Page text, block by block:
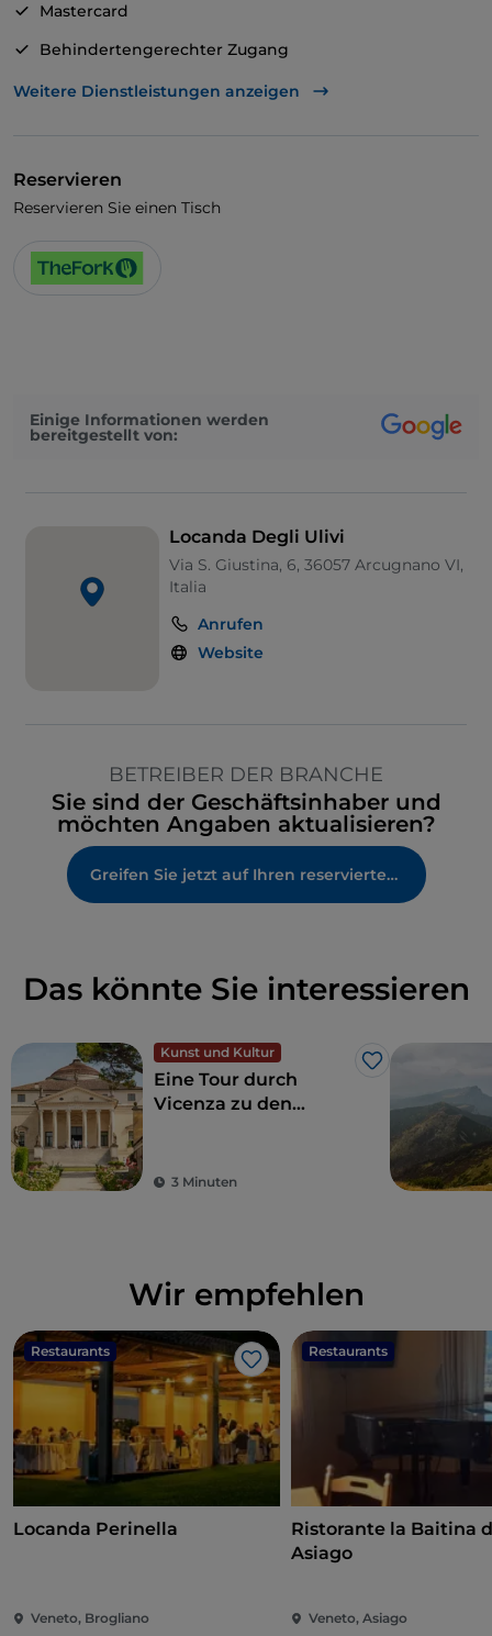
Mastercard
Behindertengerechter Zugang
Es wird Deutsch gesprochen
WLAN
Weitere Dienstleistungen anzeigen
Reservieren
Reservieren Sie einen Tisch
Einige Informationen werden
bereitgestellt von:
Locanda Degli Ulivi
Via S. Giustina, 6, 36057 Arcugnano VI,
Italia
Anrufen
Website
BETREIBER DER BRANCHE
Sie sind der Geschäftsinhaber und
möchten Angaben aktualisieren?
Greifen Sie jetzt auf Ihren reservierten Bereich zu
Das könnte Sie interessieren
Kunst und Kultur
Like
Eine Tour durch
Vicenza zu den
versteckten Orten
3 Minuten
Wir empfehlen
Restaurants
Like
Locanda Perinella
Veneto, Brogliano
Restaurants
Ristorante la Baitina
Asiago
Veneto, Asiago